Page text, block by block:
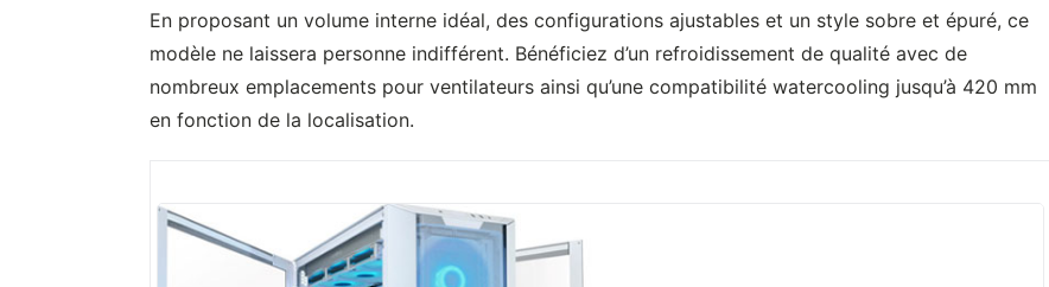
En proposant un volume interne idéal, des configurations ajustables et un style sobre et épuré, ce
modèle ne laissera personne indifférent. Bénéficiez d’un refroidissement de qualité avec de
nombreux emplacements pour ventilateurs ainsi qu’une compatibilité watercooling jusqu’à 420 mm
en fonction de la localisation.